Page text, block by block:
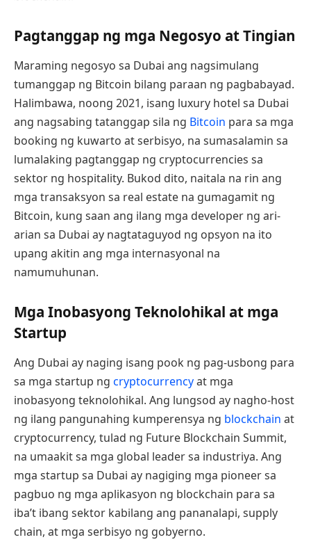
Pagtanggap ng mga Negosyo at Tingian
Maraming negosyo sa Dubai ang nagsimulang
tumanggap ng Bitcoin bilang paraan ng pagbabayad.
Halimbawa, noong 2021, isang luxury hotel sa Dubai
ang nagsabing tatanggap sila ng Bitcoin para sa mga
booking ng kuwarto at serbisyo, na sumasalamin sa
lumalaking pagtanggap ng cryptocurrencies sa
sektor ng hospitality. Bukod dito, naitala na rin ang
mga transaksyon sa real estate na gumagamit ng
Bitcoin, kung saan ang ilang mga developer ng ari-
arian sa Dubai ay nagtataguyod ng opsyon na ito
upang akitin ang mga internasyonal na
namumuhunan.
Mga Inobasyong Teknolohikal at mga
Startup
Ang Dubai ay naging isang pook ng pag-usbong para
sa mga startup ng cryptocurrencyat mga
inobasyong teknolohikal. Ang lungsod ay nagho-host
ng ilang pangunahing kumperensya ng blockchain at
cryptocurrency, tulad ng Future Blockchain Summit,
na umaakit sa mga global leader sa industriya. Ang
mga startup sa Dubai ay nagiging mga pioneer sa
pagbuo ng mga aplikasyon ng blockchain para sa
iba’t ibang sektor kabilang ang pananalapi, supply
chain, at mga serbisyo ng gobyerno.